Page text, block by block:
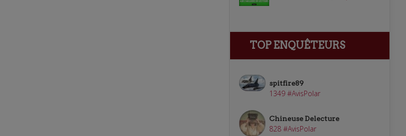
TOP ENQUÊTEURS
spitfire89
1349 #AvisPolar
Chineuse Delecture
828 #AvisPolar